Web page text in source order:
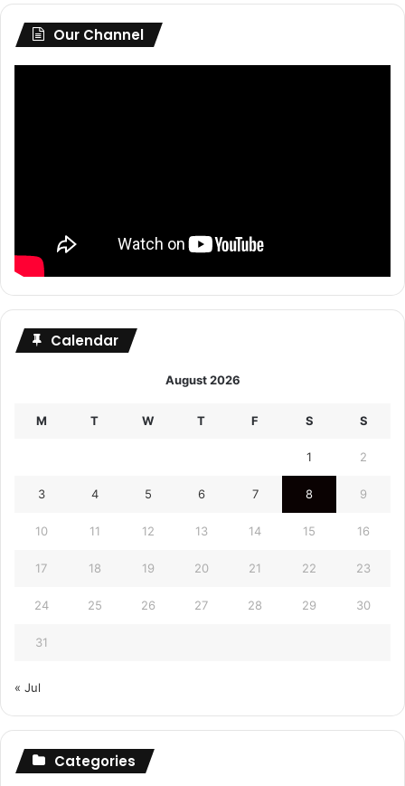
Our Channel
Calendar
August 2026
M T W T F S S
1 2
3 4 5 6 7 8 9
10 11 12 13 14 15 16
17 18 19 20 21 22 23
24 25 26 27 28 29 30
31
« Jul
Categories